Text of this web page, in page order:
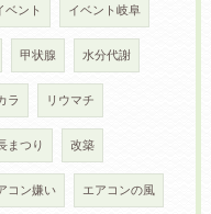
ベント イベント岐阜
甲状腺 水分代謝
ラ リウマチ
まつり 改築
コン嫌い エアコンの風